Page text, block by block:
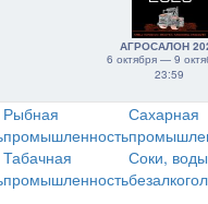
АГРОСАЛОН
6 октября — 9
23:59
Рыбная
промышленность
Сахарная
Табачная
промышленность
Соки,